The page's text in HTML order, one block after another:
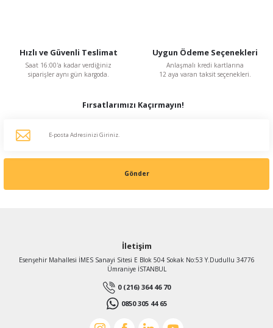
Hızlı ve Güvenli Teslimat
Saat 16:00'a kadar verdiğiniz
siparişler aynı gün kargoda.
Uygun Ödeme Seçenekleri
Anlaşmalı kredi kartlarına
12 aya varan taksit seçenekleri.
Fırsatlarımızı Kaçırmayın!
Gönder
İletişim
Esenşehir Mahallesi İMES Sanayi Sitesi E Blok 504 Sokak No:53 Y.Dudullu 34776
Ümraniye İSTANBUL
0 (216) 364 46 70
0850 305 44 65